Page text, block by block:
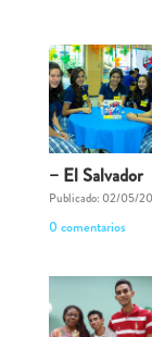
– El Salvador
Publicado: 02/05/
0 comentarios